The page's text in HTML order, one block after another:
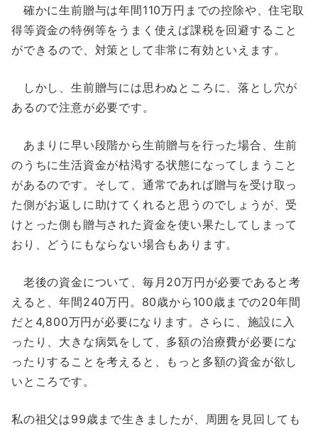
確かに生前贈与は年間110万円までの控除や、住宅取
得等資金の特例等をうまく使えば課税を回避すること
ができるので、対策として非常に有効といえます。
しかし、生前贈与には思わぬところに、落とし穴が
あるので注意が必要です。
あまりに早い段階から生前贈与を行った場合、生前
のうちに生活資金が枯渇する状態になってしまうこと
があるのです。そして、通常であれば贈与を受け取っ
た側がお返しに助けてくれると思うのでしょうが、受
けとった側も贈与された資金を使い果たしてしまって
おり、どうにもならない場合もあります。
老後の資金について、毎月20万円が必要であると考
えると、年間240万円。80歳から100歳までの20年間
だと4,800万円が必要になります。さらに、施設に入
ったり、大きな病気をして、多額の治療費が必要にな
ったりすることを考えると、もっと多額の資金が欲し
いところです。
私の祖父は99歳まで生きましたが、周囲を見回しても